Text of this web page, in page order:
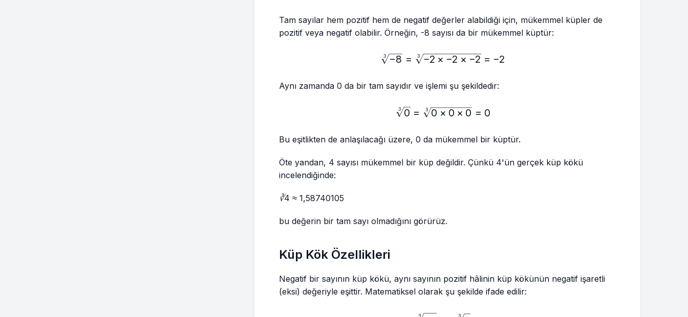
Tam sayılar hem pozitif hem de negatif değerler alabildiği için, mükemmel küpler de
pozitif veya negatif olabilir. Örneğin, -8 sayısı da bir mükemmel küptür:
\sqrt[3]{-8}=\sqrt[3]{-2×-2×-2}=-2
3 −8 = 3 −2 × −2 × −2 = −2
Aynı zamanda 0 da bir tam sayıdır ve işlemi şu şekildedir:
\sqrt[3]{0}=\sqrt[3]{0×0×0}=0
3 0 = 3 0 × 0 × 0 = 0
Bu eşitlikten de anlaşılacağı üzere, 0 da mükemmel bir küptür.
Öte yandan, 4 sayısı mükemmel bir küp değildir. Çünkü 4'ün gerçek küp kökü
incelendiğinde:
∛4 ≈ 1,58740105
bu değerin bir tam sayı olmadığını görürüz.
Küp Kök Özellikleri
Negatif bir sayının küp kökü, aynı sayının pozitif hâlinin küp kökünün negatif işaretli
(eksi) değeriyle eşittir. Matematiksel olarak şu şekilde ifade edilir:
3